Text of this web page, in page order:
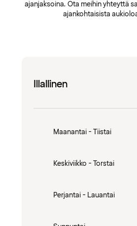
ajanjaksoina. Ota meihin yhteyttä
ajankohtaisista
Illallinen
Maanantai - Tiistai
Keskiviikko - Torstai
Perjantai - Lauantai